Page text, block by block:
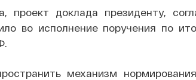
проект доклада президенту,
во исполнение поручения по
механизм